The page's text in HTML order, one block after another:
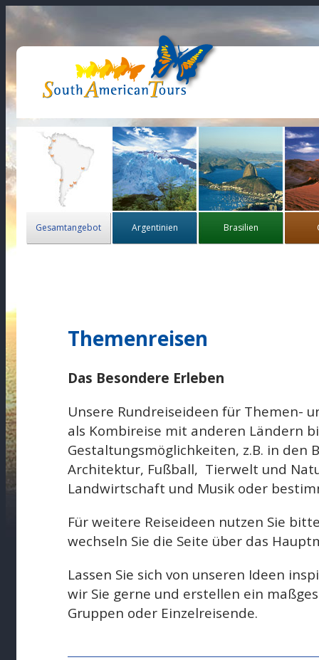
Gesamtangebot Argentinien Brasilien
Themenreisen
Das Besondere Erleben
Unsere Rundreiseideen für Themen-
als Kombireise mit anderen Ländern
Gestaltungsmöglichkeiten, z.B. in den
Architektur, Fußball, Tierwelt und
Landwirtschaft und Musik oder
Für weitere Reiseideen nutzen Sie
wechseln Sie die Seite über das
Lassen Sie sich von unseren Ideen
wir Sie gerne und erstellen ein
Gruppen oder Einzelreisende.